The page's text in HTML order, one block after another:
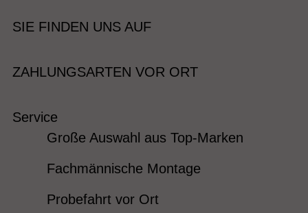
SIE FINDEN UNS AUF
ZAHLUNGSARTEN VOR ORT
Service
Große Auswahl aus Top-Marken
Fachmännische Montage
Probefahrt vor Ort